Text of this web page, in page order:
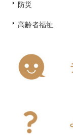
防災
高齢者福祉